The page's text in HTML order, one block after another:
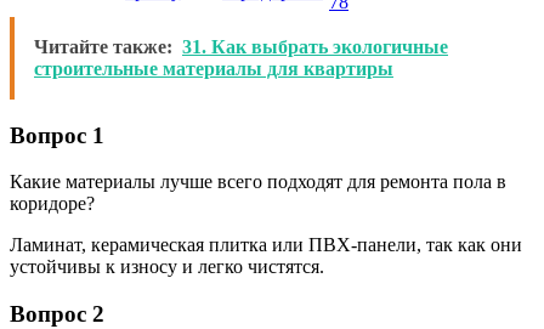
Читайте также: 31. Как выбрать экологичные
строительные материалы для квартиры
Вопрос 1
Какие материалы лучше всего подходят для ремонта пола в
коридоре?
Ламинат, керамическая плитка или ПВХ-панели, так как они
устойчивы к износу и легко чистятся.
Вопрос 2